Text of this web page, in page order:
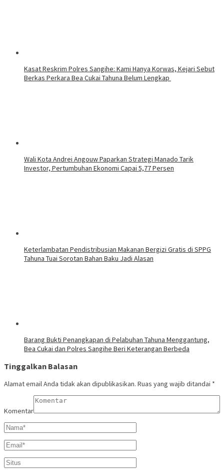
Kasat Reskrim Polres Sangihe: Kami Hanya Korwas, Kejari Sebut
Berkas Perkara Bea Cukai Tahuna Belum Lengkap
Wali Kota Andrei Angouw Paparkan Strategi Manado Tarik
Investor, Pertumbuhan Ekonomi Capai 5,77 Persen
‎Keterlambatan Pendistribusian Makanan Bergizi Gratis di SPPG
Tahuna Tuai Sorotan Bahan Baku Jadi Alasan
Barang Bukti Penangkapan di Pelabuhan Tahuna Menggantung,
Bea Cukai dan Polres Sangihe Beri Keterangan Berbeda
Tinggalkan Balasan
Alamat email Anda tidak akan dipublikasikan. Ruas yang wajib ditandai *
Komentar